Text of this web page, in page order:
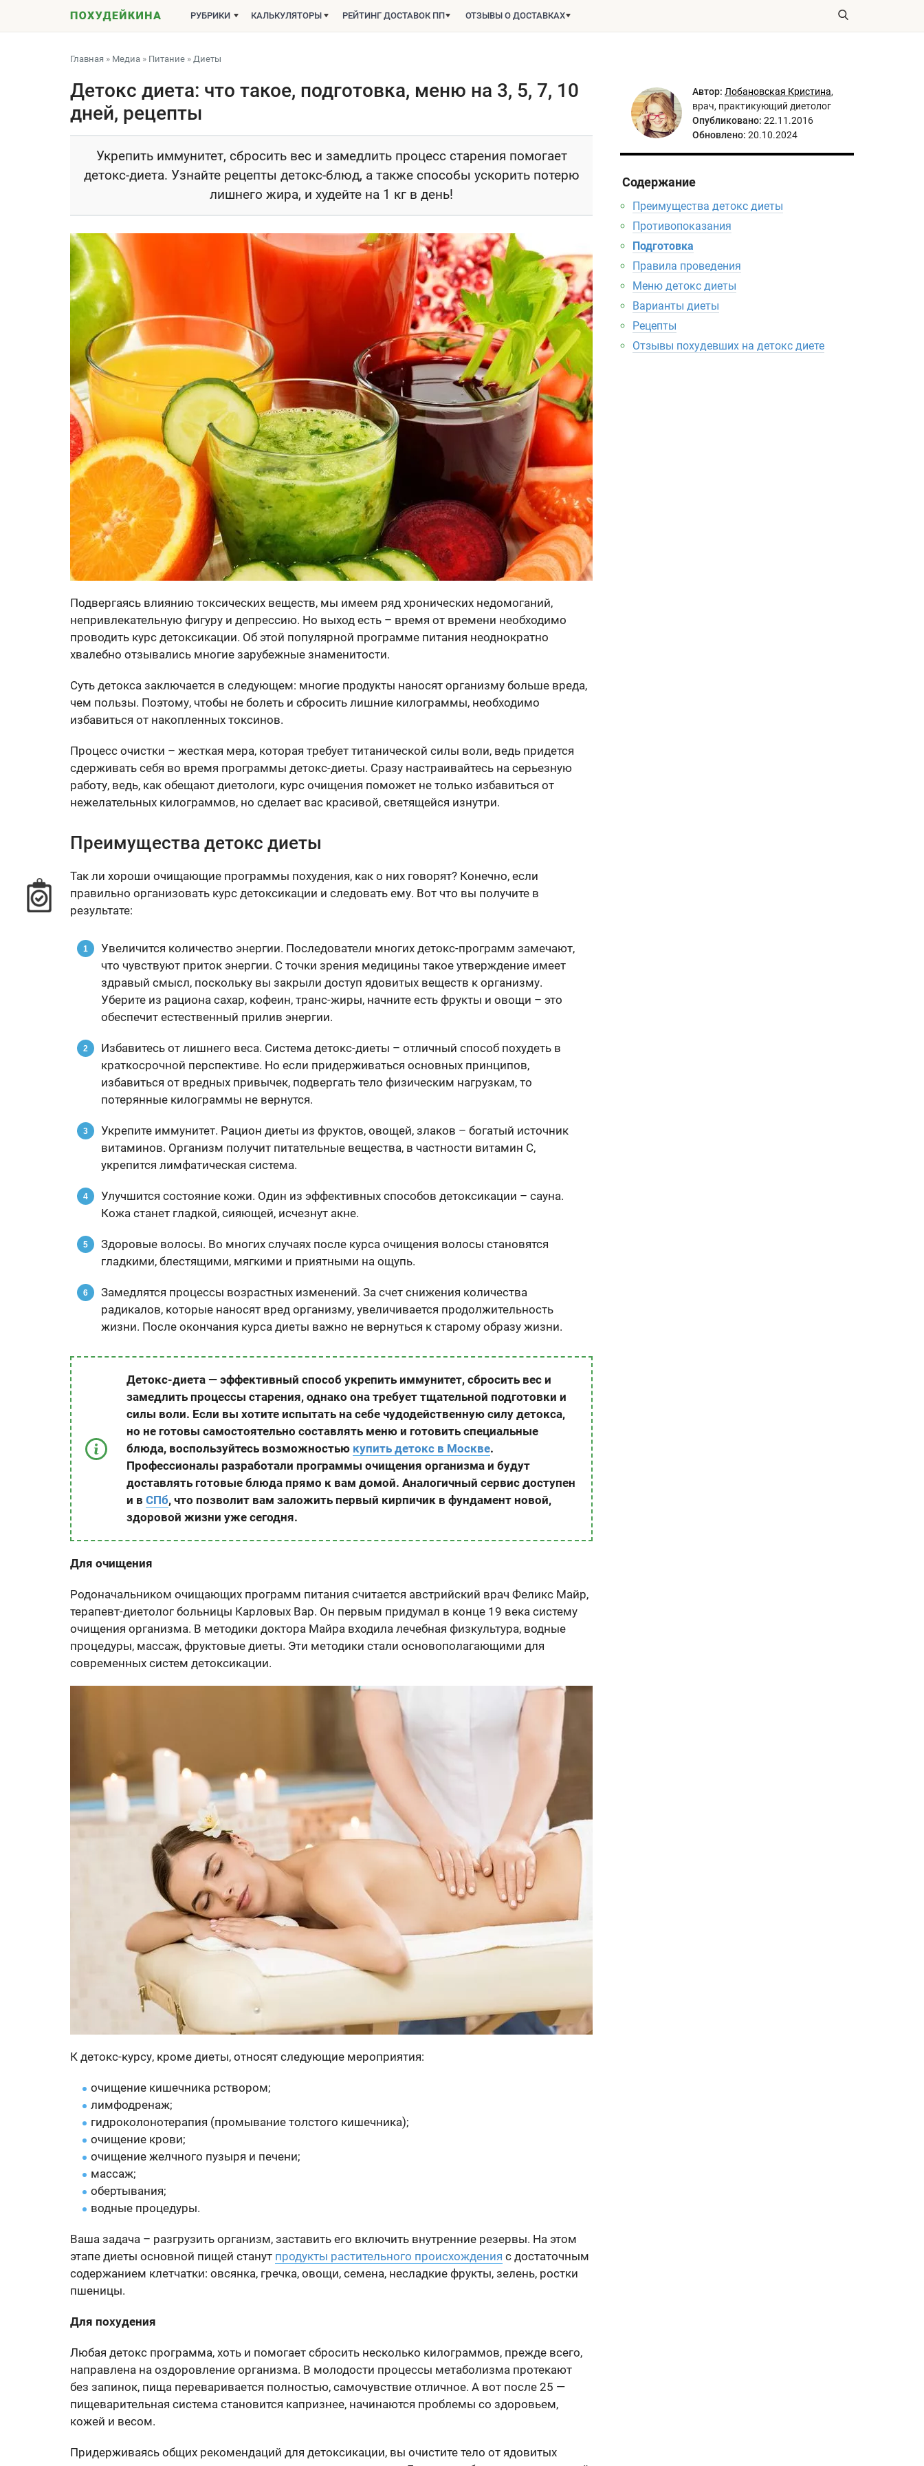
РУБРИКИ КАЛЬКУЛЯТОРЫ РЕЙТИНГ ДОСТАВОК ПП ОТЗЫВЫ О ДОСТАВКАХ
Главная » Медиа » Питание » Диеты
Детокс диета: что такое, подготовка, меню на 3, 5, 7, 10
дней, рецепты
Укрепить иммунитет, сбросить вес и замедлить процесс старения помогает
детокс-диета. Узнайте рецепты детокс-блюд, а также способы ускорить потерю
лишнего жира, и худейте на 1 кг в день!
Подвергаясь влиянию токсических веществ, мы имеем ряд хронических недомоганий,
непривлекательную фигуру и депрессию. Но выход есть – время от времени необходимо
проводить курс детоксикации. Об этой популярной программе питания неоднократно
хвалебно отзывались многие зарубежные знаменитости.
Суть детокса заключается в следующем: многие продукты наносят организму больше вреда,
чем пользы. Поэтому, чтобы не болеть и сбросить лишние килограммы, необходимо
избавиться от накопленных токсинов.
Процесс очистки – жесткая мера, которая требует титанической силы воли, ведь придется
сдерживать себя во время программы детокс-диеты. Сразу настраивайтесь на серьезную
работу, ведь, как обещают диетологи, курс очищения поможет не только избавиться от
нежелательных килограммов, но сделает вас красивой, светящейся изнутри.
Преимущества детокс диеты
Так ли хороши очищающие программы похудения, как о них говорят? Конечно, если
правильно организовать курс детоксикации и следовать ему. Вот что вы получите в
результате:
Увеличится количество энергии. Последователи многих детокс-программ замечают,
что чувствуют приток энергии. С точки зрения медицины такое утверждение имеет
здравый смысл, поскольку вы закрыли доступ ядовитых веществ к организму.
Уберите из рациона сахар, кофеин, транс-жиры, начните есть фрукты и овощи – это
обеспечит естественный прилив энергии.
Избавитесь от лишнего веса. Система детокс-диеты – отличный способ похудеть в
краткосрочной перспективе. Но если придерживаться основных принципов,
избавиться от вредных привычек, подвергать тело физическим нагрузкам, то
потерянные килограммы не вернутся.
Укрепите иммунитет. Рацион диеты из фруктов, овощей, злаков – богатый источник
витаминов. Организм получит питательные вещества, в частности витамин С,
укрепится лимфатическая система.
Улучшится состояние кожи. Один из эффективных способов детоксикации – сауна.
Кожа станет гладкой, сияющей, исчезнут акне.
Здоровые волосы. Во многих случаях после курса очищения волосы становятся
гладкими, блестящими, мягкими и приятными на ощупь.
Замедлятся процессы возрастных изменений. За счет снижения количества
радикалов, которые наносят вред организму, увеличивается продолжительность
жизни. После окончания курса диеты важно не вернуться к старому образу жизни.
Детокс-диета — эффективный способ укрепить иммунитет, сбросить вес и
замедлить процессы старения, однако она требует тщательной подготовки и
силы воли. Если вы хотите испытать на себе чудодейственную силу детокса,
но не готовы самостоятельно составлять меню и готовить специальные
блюда, воспользуйтесь возможностью купить детокс в Москве.
Профессионалы разработали программы очищения организма и будут
доставлять готовые блюда прямо к вам домой. Аналогичный сервис доступен
и в СПб, что позволит вам заложить первый кирпичик в фундамент новой,
здоровой жизни уже сегодня.
Для очищения
Родоначальником очищающих программ питания считается австрийский врач Феликс Майр,
терапевт-диетолог больницы Карловых Вар. Он первым придумал в конце 19 века систему
очищения организма. В методики доктора Майра входила лечебная физкультура, водные
процедуры, массаж, фруктовые диеты. Эти методики стали основополагающими для
современных систем детоксикации.
К детокс-курсу, кроме диеты, относят следующие мероприятия:
очищение кишечника рствором;
лимфодренаж;
гидроколонотерапия (промывание толстого кишечника);
очищение крови;
очищение желчного пузыря и печени;
массаж;
обертывания;
водные процедуры.
Ваша задача – разгрузить организм, заставить его включить внутренние резервы. На этом
этапе диеты основной пищей станут продукты растительного происхождения с достаточным
содержанием клетчатки: овсянка, гречка, овощи, семена, несладкие фрукты, зелень, ростки
пшеницы.
Для похудения
Любая детокс программа, хоть и помогает сбросить несколько килограммов, прежде всего,
направлена на оздоровление организма. В молодости процессы метаболизма протекают
без запинок, пища переваривается полностью, самочувствие отличное. А вот после 25 —
пищеварительная система становится капризнее, начинаются проблемы со здоровьем,
кожей и весом.
Придерживаясь общих рекомендаций для детоксикации, вы очистите тело от ядовитых
Автор: Лобановская Кристина,
врач, практикующий диетолог
Опубликовано: 22.11.2016
Обновлено: 20.10.2024
Содержание
Преимущества детокс диеты
Противопоказания
Подготовка
Правила проведения
Меню детокс диеты
Варианты диеты
Рецепты
Отзывы похудевших на детокс диете